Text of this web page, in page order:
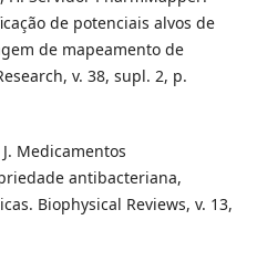
de potenciais alvos de
de mapeamento de
v. 38, supl. 2, p.
J. Medicamentos
antibacteriana,
Biophysical Reviews, v. 13,